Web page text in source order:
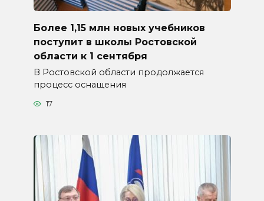
Более 1,15 млн новых учебников
поступит в школы Ростовской
области к 1 сентября
В Ростовской области продолжается
процесс оснащения
17